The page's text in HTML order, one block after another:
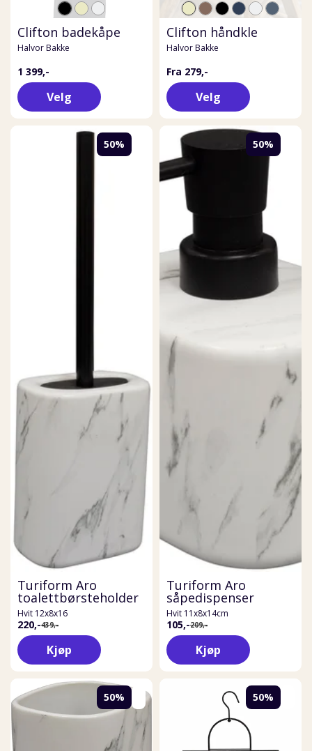
Clifton badekåpe
Halvor Bakke
1 399,-
Velg
Clifton håndkle
Halvor Bakke
Fra 279,-
Velg
50%
Turiform Aro
toalettbørsteholder
Hvit 12x8x16
220,-439,-
Kjøp
50%
Turiform Aro
såpedispenser
Hvit 11x8x14cm
105,-209,-
Kjøp
50% 50%